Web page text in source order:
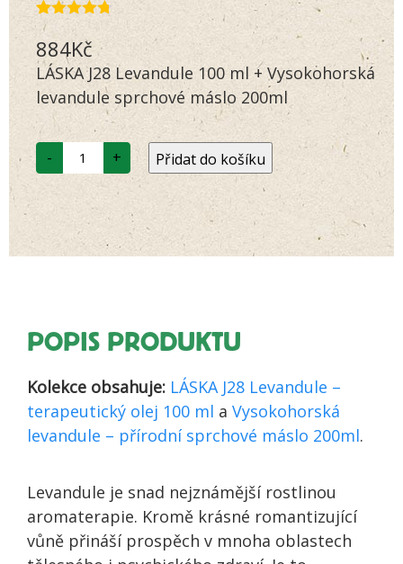
Hodnoceno
4.70 z 5
na základě
10
hodnocení
zákazníků
884Kč
LÁSKA J28 Levandule 100 ml + Vysokohorská
levandule sprchové máslo 200ml
- Levandule
zvýhodněná
terapeutický
sprchové
+ Přidat do košíku
POPIS PRODUKTU
Kolekce obsahuje: LÁSKA J28 Levandule –
terapeutický olej 100 ml a Vysokohorská
levandule – přírodní sprchové máslo 200ml.
Levandule je snad nejznámější rostlinou
aromaterapie. Kromě krásné romantizující
vůně přináší prospěch v mnoha oblastech